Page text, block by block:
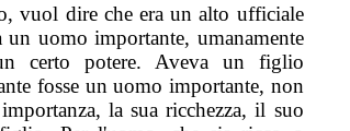
vuol dire che era un alto ufficiale
uomo importante, umanamente
certo potere. Aveva un figlio
fosse un uomo importante, non
la sua ricchezza, il suo